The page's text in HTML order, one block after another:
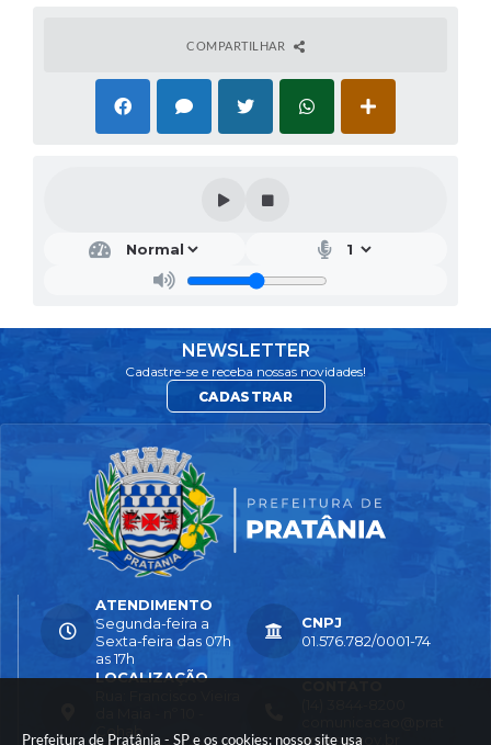
Prefeitura de Pratânia - SP e os cookies: nosso site usa
COMPARTILHAR
NEWSLETTER
Cadastre-se e receba nossas novidades!
CADASTRAR
LOCALIZAÇÃO
Cohab
ania.sp.gov.br
ATENDIMENTO
Segunda-feira a
Sexta-feira das 07h
as 17h
CNPJ
01.576.782/0001-74